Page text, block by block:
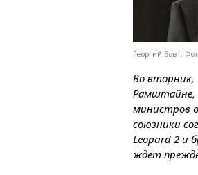
Георгий Бовт.
Во вторник,
Рамштайне,
министров
союзники
Leopard 2 и
ждет